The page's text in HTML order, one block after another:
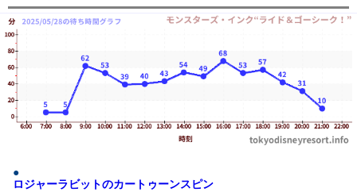
ロジャーラビットのカートゥーンスピン